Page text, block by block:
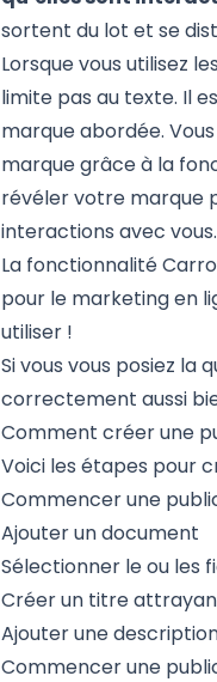
sortent du lot et se
Lorsque vous utilisez
limite pas au texte. Il
marque abordée.
marque grâce à la
révéler votre marque
interactions avec vous.
La fonctionnalité
pour le marketing en
utiliser !
Si vous vous posiez
correctement aussi
Comment créer une
Voici les étapes pour
Commencer une
Ajouter un document
Sélectionner le ou les
Créer un titre
Ajouter une
Commencer une